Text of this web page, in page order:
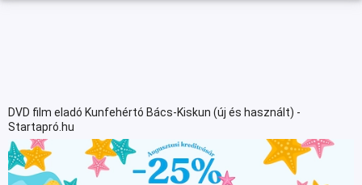
DVD film eladó Kunfehértó Bács-Kiskun (új és használt) -
Startapró.hu